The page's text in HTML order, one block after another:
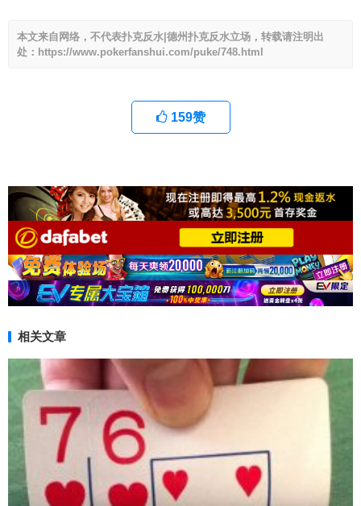
本文来自网络，不代表扑克反水|德州扑克反水立场，转载请注明出
处：https://www.pokerfanshui.com/puke/748.html
159赞
相关文章